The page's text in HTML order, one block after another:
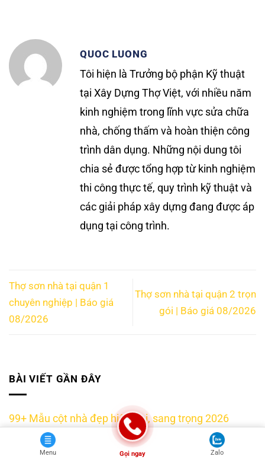
QUOC LUONG
Tôi hiện là Trưởng bộ phận Kỹ thuật
tại Xây Dựng Thợ Việt, với nhiều năm
kinh nghiệm trong lĩnh vực sửa chữa
nhà, chống thấm và hoàn thiện công
trình dân dụng. Những nội dung tôi
chia sẻ được tổng hợp từ kinh nghiệm
thi công thực tế, quy trình kỹ thuật và
các giải pháp xây dựng đang được áp
dụng tại công trình.
Thợ sơn nhà tại quận 1
chuyên nghiệp | Báo giá
08/2026
Thợ sơn nhà tại quận 2 trọn
gói | Báo giá 08/2026
BÀI VIẾT GẦN ĐÂY
99+ Mẫu cột nhà đẹp hiện đại, sang trọng 2026
Nhà bị dột nước: Nguyên nhân và cách khắc phục
Menu Gọi ngay Zalo